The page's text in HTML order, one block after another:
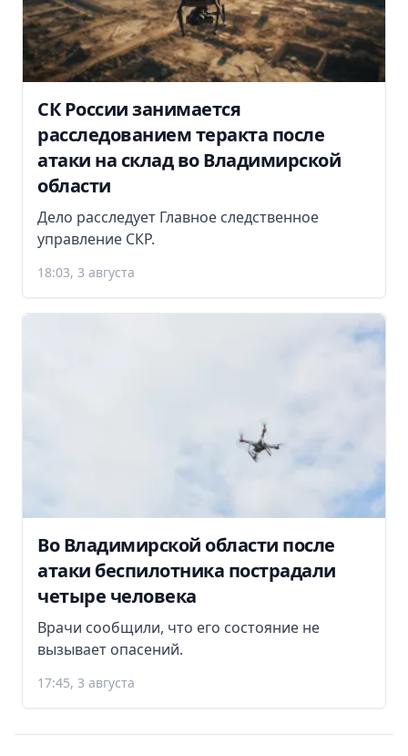
СК России занимается
расследованием теракта после
атаки на склад во Владимирской
области
Дело расследует Главное следственное
управление СКР.
18:03, 3 августа
Во Владимирской области после
атаки беспилотника пострадали
четыре человека
Врачи сообщили, что его состояние не
вызывает опасений.
17:45, 3 августа